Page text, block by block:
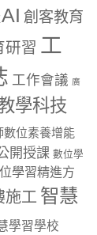
創客教育
研習 工
工作會議 廣
學科技
數位素養增能
開授課 數位學
學習精進方
施工 智慧
學習學校